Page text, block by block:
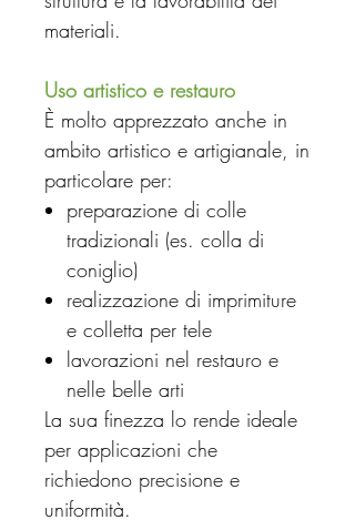
materiali.
Uso artistico e restauro
È molto apprezzato anche in
ambito artistico e artigianale, in
particolare per:
preparazione di colle
tradizionali (es. colla di
coniglio)
realizzazione di imprimiture
e colletta per tele
lavorazioni nel restauro e
nelle belle arti
La sua finezza lo rende ideale
per applicazioni che
richiedono precisione e
uniformità.